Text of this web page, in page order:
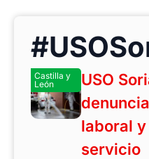
Castilla y
León
USO
laboral
servicio